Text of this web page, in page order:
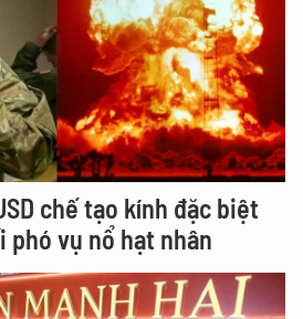
chế tạo kính đặc biệt
phó vụ nổ hạt nhân